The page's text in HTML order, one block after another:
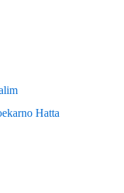
Hatta